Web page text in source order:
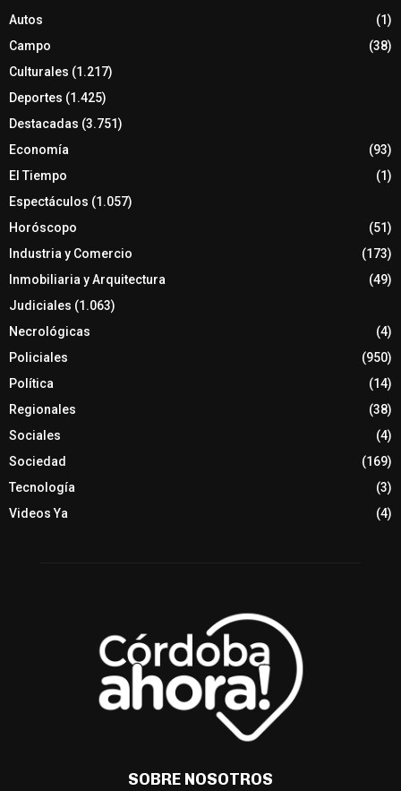
Autos
(1)
Campo
(38)
Culturales (1.217)
Deportes (1.425)
Destacadas (3.751)
Economía
(93)
El Tiempo
(1)
Espectáculos (1.057)
Horóscopo
(51)
Industria y Comercio
(173)
Inmobiliaria y Arquitectura
(49)
Judiciales (1.063)
Necrológicas
(4)
Policiales
(950)
Política
(14)
Regionales
(38)
Sociales
(4)
Sociedad
(169)
Tecnología
(3)
Videos Ya
(4)
SOBRE NOSOTROS